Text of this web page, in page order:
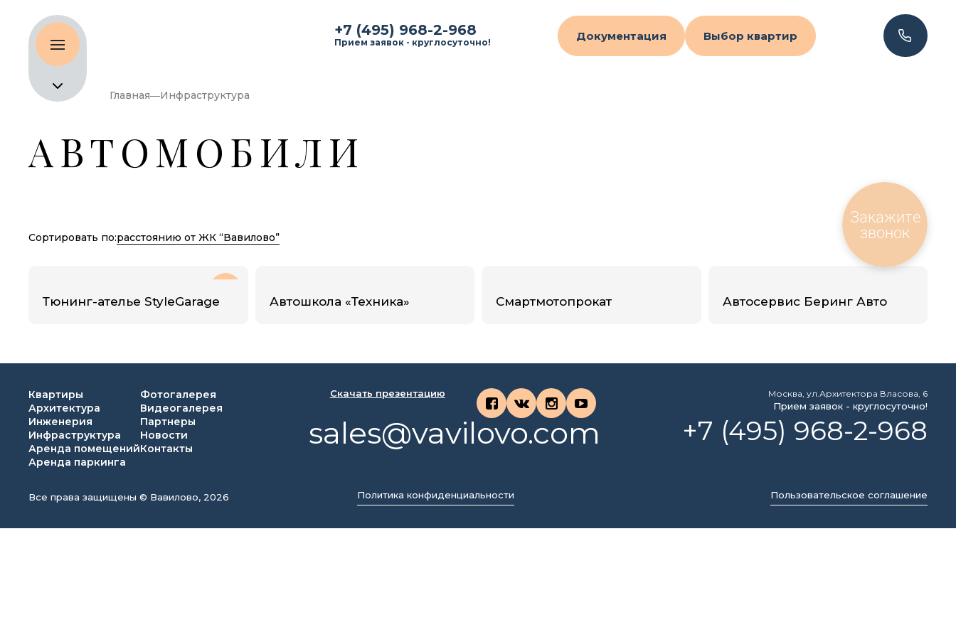
+7 (495) 968-2-968
Прием заявок - круглосуточно! Документация Выбор квартир
Главная Инфраструктура
АВТОМОБИЛИ
Сортировать по:расстоянию от ЖК “Вавилово”
Тюнинг-ателье StyleGarage Автошкола «Техника» Смартмотопрокат Автосервис Беринг Авто
Квартиры
Архитектура
Инженерия
Инфраструктура
Аренда помещений
Аренда паркинга
Фотогалерея
Видеогалерея
Партнеры
Новости
Контакты
Скачать презентацию
sales@vavilovo.com
Москва, ул.Архитектора Власова, 6
Прием заявок - круглосуточно!
+7 (495) 968-2-968
Все права защищены © Вавилово, 2026 Политика конфиденциальности Пользовательское соглашение
Закажите
звонок